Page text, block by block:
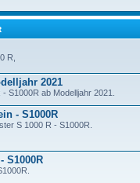
R,
2021
S1000R ab Modelljahr 2021.
- S1000R
S 1000 R - S1000R.
S1000R